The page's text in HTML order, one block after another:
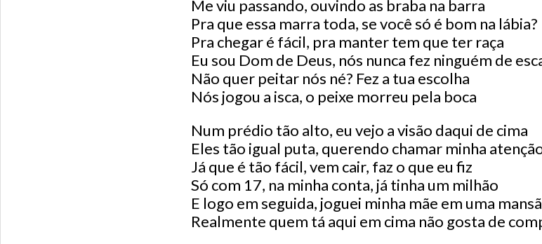
Me viu passando, ouvindo as braba na barra
Pra que essa marra toda, se você só é bom na lábia?
Pra chegar é fácil, pra manter tem que ter raça
Eu sou Dom de Deus, nós nunca fez ninguém de
Não quer peitar nós né? Fez a tua escolha
Nós jogou a isca, o peixe morreu pela boca
Num prédio tão alto, eu vejo a visão daqui de cima
Eles tão igual puta, querendo chamar minha
Já que é tão fácil, vem cair, faz o que eu fiz
Só com 17, na minha conta, já tinha um milhão
E logo em seguida, joguei minha mãe em uma
Realmente quem tá aqui em cima não gosta de